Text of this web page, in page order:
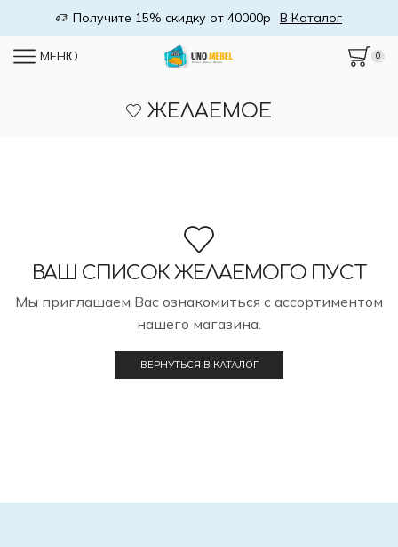
Получите 15% скидку от 40000р В Каталог
МЕНЮ 0
ЖЕЛАЕМОЕ
ВАШ СПИСОК ЖЕЛАЕМОГО ПУСТ
Мы приглашаем Вас ознакомиться с ассортиментом
нашего магазина.
ВЕРНУТЬСЯ В КАТАЛОГ